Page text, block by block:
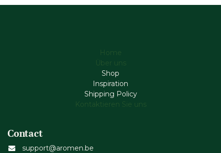
Home
Über uns
Shop
Inspiration
Shipping Policy
Kontaktieren Sie uns
Contact
support@aromen.be